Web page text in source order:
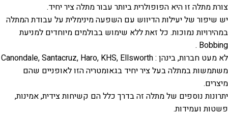
צורת מתלה זו היא הפופולרית ביותר עבור מתלה ציר יחיד.
יש שיפור של יעילות הדיווש עם השפעה מינימלית על עבודת המתלה
במהירויות נמוכות. כל זאת ללא שימוש בבולמים מיוחדים למניעת
Bobbing .
לא מעט חברות, בינהן : Canondale, Santacruz, Haro, KHS, Ellsworth
משתמשות במתלה בעל ציר יחיד בגאומטריה הזו לאופניים שהם
מיצרים.
יתרונות נוספים של מתלה זה בדרך כלל הם קשיחות צידית, אמינות,
פשטות ועמידות.